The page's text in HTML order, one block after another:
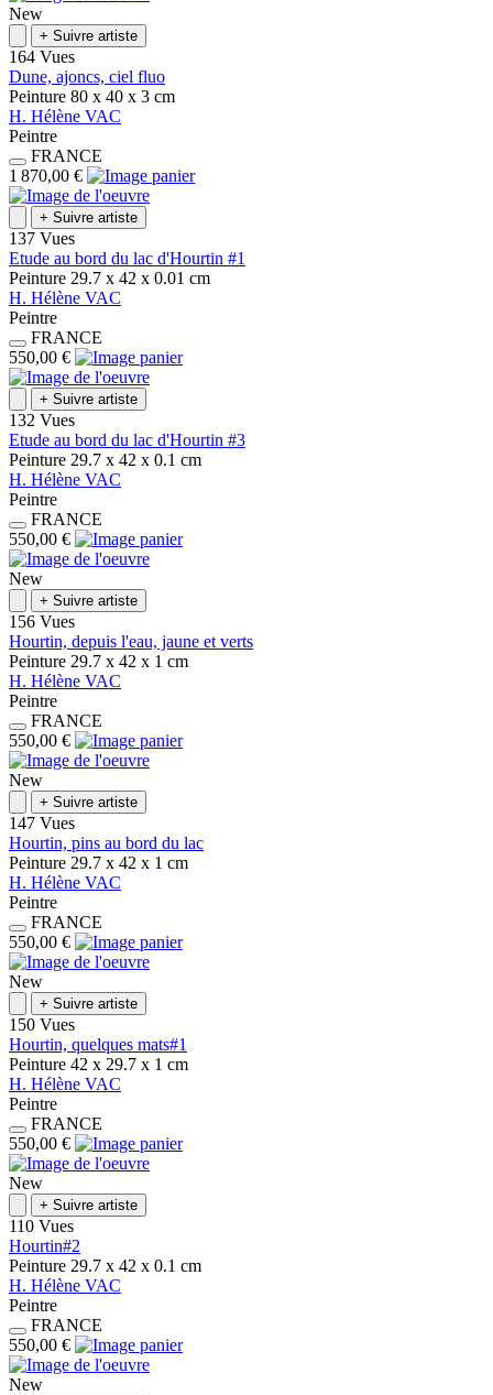
New
+ Suivre artiste
164 Vues
Dune, ajoncs, ciel fluo
Peinture 80 x 40 x 3 cm
H. Hélène VAC
Peintre
FRANCE
1 870,00 €
+ Suivre artiste
137 Vues
Etude au bord du lac d'Hourtin #1
Peinture 29.7 x 42 x 0.01 cm
H. Hélène VAC
Peintre
FRANCE
550,00 €
+ Suivre artiste
132 Vues
Etude au bord du lac d'Hourtin #3
Peinture 29.7 x 42 x 0.1 cm
H. Hélène VAC
Peintre
FRANCE
550,00 €
New
+ Suivre artiste
156 Vues
Hourtin, depuis l'eau, jaune et verts
Peinture 29.7 x 42 x 1 cm
H. Hélène VAC
Peintre
FRANCE
550,00 €
New
+ Suivre artiste
147 Vues
Hourtin, pins au bord du lac
Peinture 29.7 x 42 x 1 cm
H. Hélène VAC
Peintre
FRANCE
550,00 €
New
+ Suivre artiste
150 Vues
Hourtin, quelques mats#1
Peinture 42 x 29.7 x 1 cm
H. Hélène VAC
Peintre
FRANCE
550,00 €
New
+ Suivre artiste
110 Vues
Hourtin#2
Peinture 29.7 x 42 x 0.1 cm
H. Hélène VAC
Peintre
FRANCE
550,00 €
New